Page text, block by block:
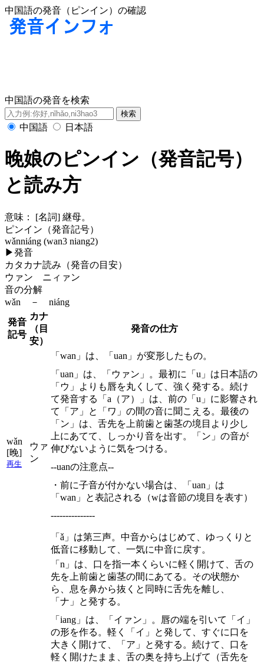
中国語の発音（ピンイン）の確認
中国語の発音を検索
中国語 日本語
晚娘のピンイン（発音記号）
と読み方
意味：
[名詞] 継母。
ピンイン（発音記号）
wǎnniáng (wan3 niang2)
▶発音
カタカナ読み（発音の目安）
ウァン ニィァン
音の分解
wǎn － niáng
発音
記号
カナ
（目
安）
発音の仕方
wǎn
[晚]
再生
ウァ
ン
「wan」は、「uan」が変形したもの。
「uan」は、「ウァン」。最初に「u」は日本語の
「ウ」よりも唇を丸くして、強く発する。続け
て発音する「a（ア）」は、前の「u」に影響され
て「ア」と「ワ」の間の音に聞こえる。最後の
「ン」は、舌先を上前歯と歯茎の境目より少し
上にあてて、しっかり音を出す。「ン」の音が
伸びないように気をつける。
--uanの注意点--
・前に子音が付かない場合は、「uan」は
「wan」と表記される（wは音節の境目を表す）
---------------
「ǎ」は第三声。中音からはじめて、ゆっくりと
低音に移動して、一気に中音に戻す。
「n」は、口を指一本くらいに軽く開けて、舌の
先を上前歯と歯茎の間にあてる。その状態か
ら、息を鼻から抜くと同時に舌先を離し、
「ナ」と発する。
「iang」は、「イァン」。唇の端を引いて「イ」
の形を作る。軽く「イ」と発して、すぐに口を
大きく開けて、「ア」と発する。続けて、口を
軽く開けたまま、舌の奥を持ち上げて（舌先を